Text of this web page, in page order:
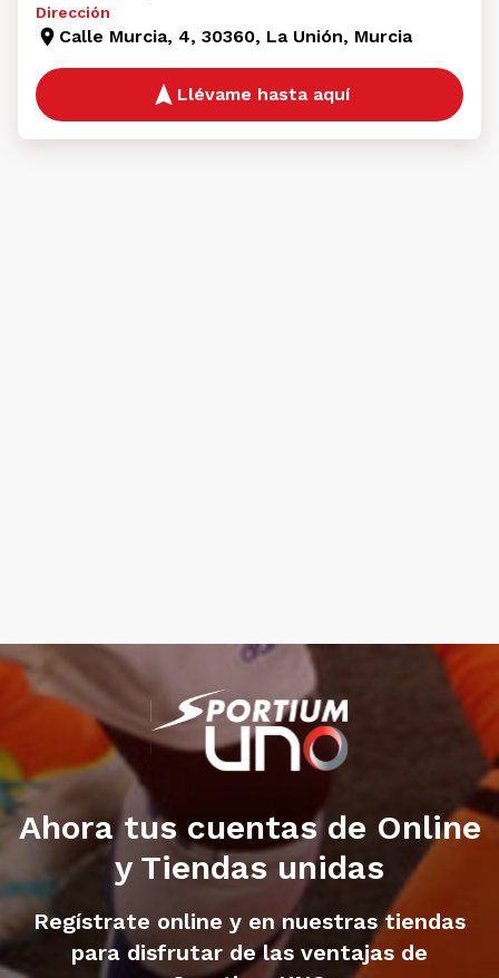
Dirección
Calle Murcia, 4, 30360, La Unión, Murcia
Llévame hasta aquí
Ahora tus cuentas de Online
y Tiendas unidas
Regístrate online y en nuestras tiendas
para disfrutar de las ventajas de